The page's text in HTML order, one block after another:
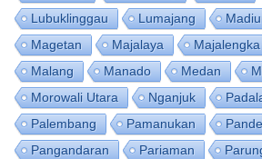
Lubuklinggau
Lumajang
Magetan
Majalaya Majalengka
Malang
Manado Medan
Morowali Utara
Nganjuk
Palembang
Pamanukan
Pangandaran
Pariaman